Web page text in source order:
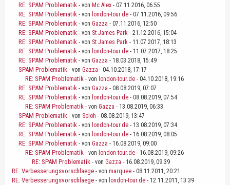
RE: SPAM Problematik - von Mc Alex - 07.11.2016, 06:55
RE: SPAM Problematik - von london-tour.de - 07.11.2016, 09:56
RE: SPAM Problematik - von Gazza - 07.11.2016, 12:50
RE: SPAM Problematik - von St James Park - 21.12.2016, 15:04
RE: SPAM Problematik - von St James Park - 11.07.2017, 18:13
RE: SPAM Problematik - von london-tour.de - 11.07.2017, 18:25
RE: SPAM Problematik - von Gazza - 18.03.2018, 15:49
SPAM Problematik - von Gazza - 04.10.2018, 17:17
RE: SPAM Problematik - von london-tour.de - 04.10.2018, 19:16
RE: SPAM Problematik - von Gazza - 08.08.2019, 07:07
RE: SPAM Problematik - von london-tour.de - 08.08.2019, 07:54
RE: SPAM Problematik - von Gazza - 13.08.2019, 06:33
SPAM Problematik - von Seloh - 08.08.2019, 13:47
RE: SPAM Problematik - von london-tour.de - 13.08.2019, 07:34
RE: SPAM Problematik - von london-tour.de - 16.08.2019, 08:05
RE: SPAM Problematik - von Gazza - 16.08.2019, 09:00
RE: SPAM Problematik - von london-tour.de - 16.08.2019, 09:26
RE: SPAM Problematik - von Gazza - 16.08.2019, 09:39
RE: Verbesserungsvorschlaege - von marquee - 08.11.2011, 20:21
RE: Verbesserungsvorschlaege - von london-tour.de - 12.11.2011, 13:39